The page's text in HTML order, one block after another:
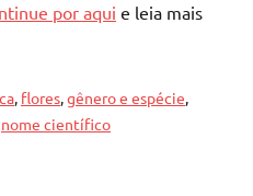
por aqui e leia mais
, flores,gênero e espécie,
nome científico